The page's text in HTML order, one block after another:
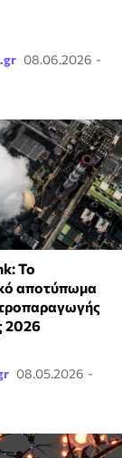
08.06.2026 -
Το
αποτύπωμα
2026
08.05.2026 -